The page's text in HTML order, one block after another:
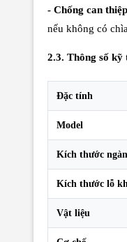
- Chống can
nếu không có
2.3. Thông số kỹ
Đặc tính
Model
Kích thước
Kích thước lỗ
Vật liệu